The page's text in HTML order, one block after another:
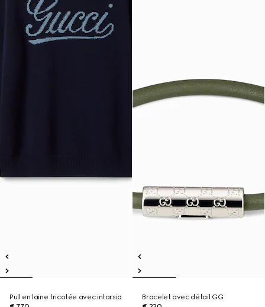
Pull en laine tricotée avec intarsia
Bracelet avec détail GG